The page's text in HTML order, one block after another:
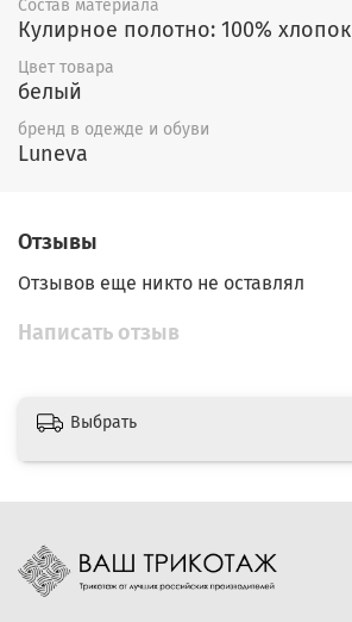
Состав материала
Кулирное полотно: 100% хлопок
Цвет товара
белый
бренд в одежде и обуви
Luneva
Отзывы
Отзывов еще никто не оставлял
Написать отзыв
Выбрать